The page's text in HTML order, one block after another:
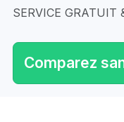
SERVICE GRATUIT
Comparez